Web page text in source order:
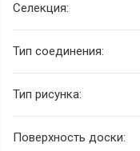
Селекция:
Тип соединения:
Тип рисунка:
Поверхность доски: